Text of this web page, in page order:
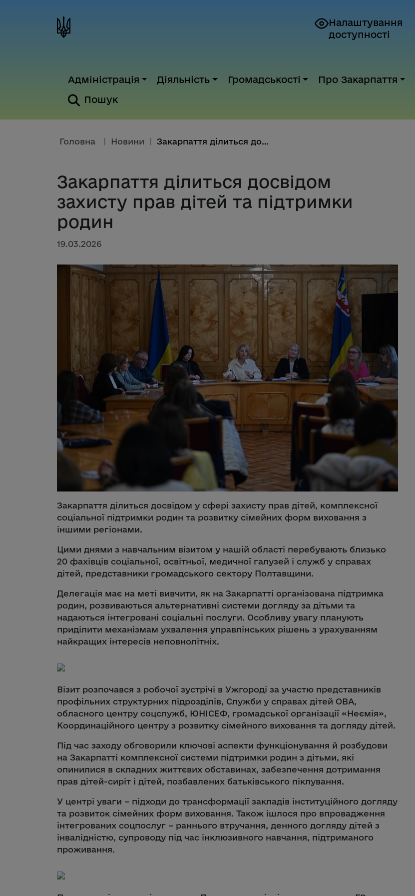
Налаштування
доступності
Адміністрація Діяльність Громадськості Про Закарпаття
Пошук
Головна Новини Закарпаття ділиться досвідом з...
Закарпаття ділиться досвідом
захисту прав дітей та підтримки
родин
19.03.2026
Закарпаття ділиться досвідом у сфері захисту прав дітей, комплексної
соціальної підтримки родин та розвитку сімейних форм виховання з
іншими регіонами.
Цими днями з навчальним візитом у нашій області перебувають близько
20 фахівців соціальної, освітньої, медичної галузей і служб у справах
дітей, представники громадського сектору Полтавщини.
Делегація має на меті вивчити, як на Закарпатті організована підтримка
родин, розвиваються альтернативні системи догляду за дітьми та
надаються інтегровані соціальні послуги. Особливу увагу планують
приділити механізмам ухвалення управлінських рішень з урахуванням
найкращих інтересів неповнолітніх.
Візит розпочався з робочої зустрічі в Ужгороді за участю представників
профільних структурних підрозділів, Служби у справах дітей ОВА,
обласного центру соцслужб, ЮНІСЕФ, громадської організації «Неємія»,
Координаційного центру з розвитку сімейного виховання та догляду дітей.
Під час заходу обговорили ключові аспекти функціонування й розбудови
на Закарпатті комплексної системи підтримки родин з дітьми, які
опинилися в складних життєвих обставинах, забезпечення дотримання
прав дітей-сиріт і дітей, позбавлених батьківського піклування.
У центрі уваги – підходи до трансформації закладів інституційного догляду
та розвиток сімейних форм виховання. Також ішлося про впровадження
інтегрованих соцпослуг – раннього втручання, денного догляду дітей з
інвалідністю, супроводу під час інклюзивного навчання, підтриманого
проживання.